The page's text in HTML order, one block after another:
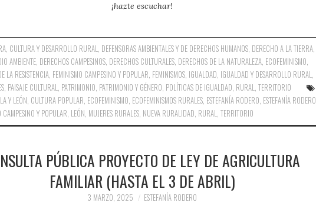
¡hazte escuchar!
, CULTURA Y DESARROLLO RURAL, DEFENSORAS AMBIENTALES Y DE DERECHOS HUMANOS, DERECHO A LA TIERRA,
AMBIENTE, DERECHOS CAMPESINOS, DERECHOS CULTURALES, DERECHOS DE LA NATURALEZA, ECOFEMINISMO,
LA RESISTENCIA, FEMINISMO CAMPESINO Y POPULAR, FEMINISMOS, IGUALDAD, IGUALDAD Y DESARROLLO RURAL,
, PAISAJE CULTURAL, PATRIMONIO, PATRIMONIO Y GÉNERO, POLÍTICAS DE IGUALDAD, RURAL, TERRITORIO
Y LEÓN, CULTURA POPULAR, ECOFEMINISMO, ECOFEMINISMOS RURALES, ESTEFANÍA RODERO, ESTEFANÍA RODERO
CAMPESINO Y POPULAR, LEÓN, MUJERES RURALES, NUEVA RURALIDAD, RURAL, TERRITORIO
PÚBLICA PROYECTO DE LEY DE AGRICULTURA
FAMILIAR (HASTA EL 3 DE ABRIL)
3 MARZO, 2025 ESTEFANÍA RODERO